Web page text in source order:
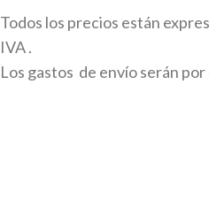
Todos los precios están
IVA .
Los gastos de envío serán